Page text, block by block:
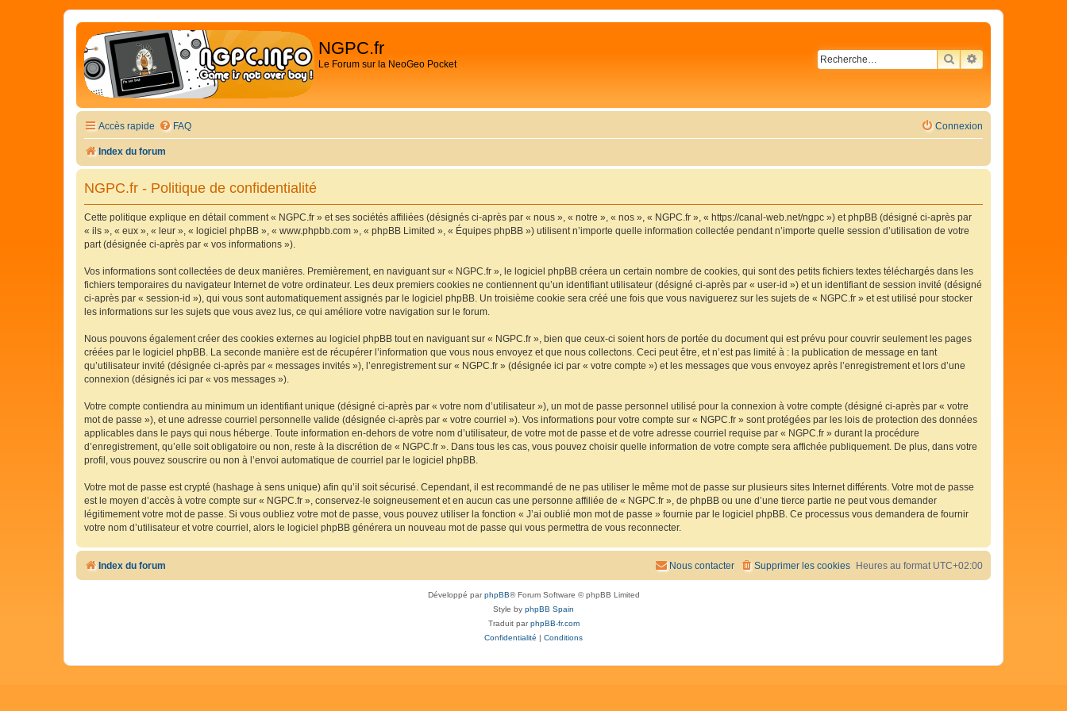
NGPC.fr
Le Forum sur la NeoGeo Pocket RECHERCHER
RECHERCHE
Accès rapide FAQ Connexion
Index du forum
NGPC.fr - Politique de confidentialité
Cette politique explique en détail comment « NGPC.fr » et ses sociétés affiliées (désignés ci-après par « nous », « notre », « nos », « NGPC.fr », « https://canal-web.net/ngpc ») et phpBB (désigné ci-après par
« ils », « eux », « leur », « logiciel phpBB », « www.phpbb.com », « phpBB Limited », « Équipes phpBB ») utilisent n’importe quelle information collectée pendant n’importe quelle session d’utilisation de votre
part (désignée ci-après par « vos informations »).
Vos informations sont collectées de deux manières. Premièrement, en naviguant sur « NGPC.fr », le logiciel phpBB créera un certain nombre de cookies, qui sont des petits fichiers textes téléchargés dans les
fichiers temporaires du navigateur Internet de votre ordinateur. Les deux premiers cookies ne contiennent qu’un identifiant utilisateur (désigné ci-après par « user-id ») et un identifiant de session invité (désigné
ci-après par « session-id »), qui vous sont automatiquement assignés par le logiciel phpBB. Un troisième cookie sera créé une fois que vous naviguerez sur les sujets de « NGPC.fr » et est utilisé pour stocker
les informations sur les sujets que vous avez lus, ce qui améliore votre navigation sur le forum.
Nous pouvons également créer des cookies externes au logiciel phpBB tout en naviguant sur « NGPC.fr », bien que ceux-ci soient hors de portée du document qui est prévu pour couvrir seulement les pages
créées par le logiciel phpBB. La seconde manière est de récupérer l’information que vous nous envoyez et que nous collectons. Ceci peut être, et n’est pas limité à : la publication de message en tant
qu’utilisateur invité (désignée ci-après par « messages invités »), l’enregistrement sur « NGPC.fr » (désignée ici par « votre compte ») et les messages que vous envoyez après l’enregistrement et lors d’une
connexion (désignés ici par « vos messages »).
Votre compte contiendra au minimum un identifiant unique (désigné ci-après par « votre nom d’utilisateur »), un mot de passe personnel utilisé pour la connexion à votre compte (désigné ci-après par « votre
mot de passe »), et une adresse courriel personnelle valide (désignée ci-après par « votre courriel »). Vos informations pour votre compte sur « NGPC.fr » sont protégées par les lois de protection des données
applicables dans le pays qui nous héberge. Toute information en-dehors de votre nom d’utilisateur, de votre mot de passe et de votre adresse courriel requise par « NGPC.fr » durant la procédure
d’enregistrement, qu’elle soit obligatoire ou non, reste à la discrétion de « NGPC.fr ». Dans tous les cas, vous pouvez choisir quelle information de votre compte sera affichée publiquement. De plus, dans votre
profil, vous pouvez souscrire ou non à l’envoi automatique de courriel par le logiciel phpBB.
Votre mot de passe est crypté (hashage à sens unique) afin qu’il soit sécurisé. Cependant, il est recommandé de ne pas utiliser le même mot de passe sur plusieurs sites Internet différents. Votre mot de passe
est le moyen d’accès à votre compte sur « NGPC.fr », conservez-le soigneusement et en aucun cas une personne affiliée de « NGPC.fr », de phpBB ou une d’une tierce partie ne peut vous demander
légitimement votre mot de passe. Si vous oubliez votre mot de passe, vous pouvez utiliser la fonction « J’ai oublié mon mot de passe » fournie par le logiciel phpBB. Ce processus vous demandera de fournir
votre nom d’utilisateur et votre courriel, alors le logiciel phpBB générera un nouveau mot de passe qui vous permettra de vous reconnecter.
Index du forum Heures au format UTC+02:00
Supprimer les cookies
Nous contacter
Développé parphpBB® Forum Software © phpBB Limited
Style by phpBB Spain
Traduit parphpBB-fr.com
Confidentialité
Conditions